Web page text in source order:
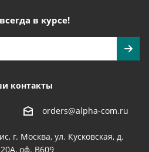
в курсе!
контакты
orders@alpha-com.ru
г. Москва, ул. Кусковская, д.
20А, оф. В609